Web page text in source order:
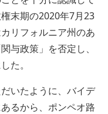
末期の2020年7月23
リフォルニア州のあ
与政策」を否定し、
た。
いたように、バイデ
るから、ポンペオ路